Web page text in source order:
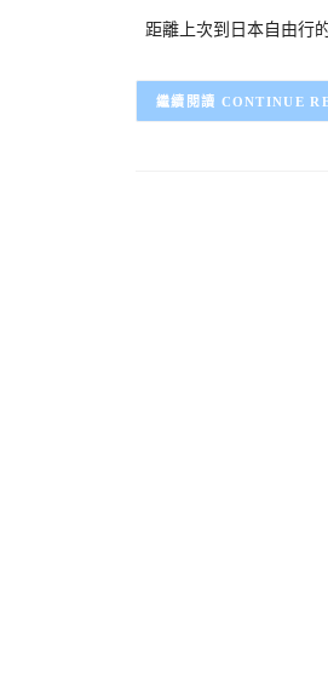
距離上次到日本自由行
CONTINUE